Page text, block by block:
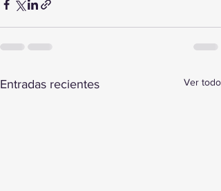
Entradas recientes Ver todo